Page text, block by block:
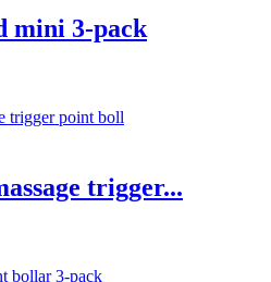
mini 3-pack
trigger...